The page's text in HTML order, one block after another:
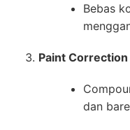
Bebas
Paint Correction
dan